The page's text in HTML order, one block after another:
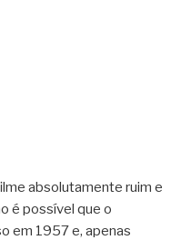
absolutamente ruim e
é possível que o
em 1957 e, apenas